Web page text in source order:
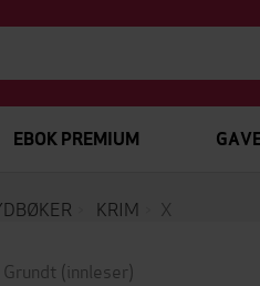
EBOK PREMIUM
KRIM X
(innleser)